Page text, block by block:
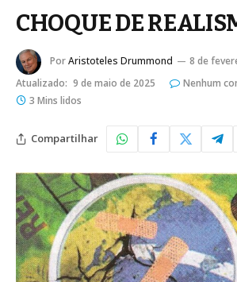
CHOQUE DE
PorAristoteles Drummond
8 de
Atualizado: 9 de maio de 2025
Nenhum
3 Mins lidos
Compartilhar